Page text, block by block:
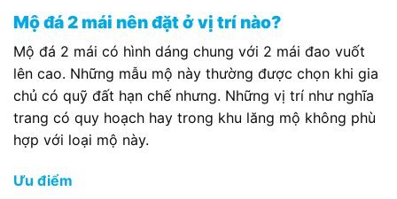
Mộ đá 2 mái nên đặt ở vị trí nào?
Mộ đá 2 mái có hình dáng chung với 2 mái đao vuốt
lên cao. Những mẫu mộ này thường được chọn khi gia
chủ có quỹ đất hạn chế nhưng. Những vị trí như nghĩa
trang có quy hoạch hay trong khu lăng mộ không phù
hợp với loại mộ này.
Ưu điểm